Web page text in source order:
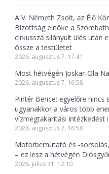
A V. Németh Zsolt, az Élő
Bizottság elnöke a
cirkusszá silányult ülés után
össze a testületet
2026. augusztus 7. 17:41
Most hétvégén Joskar-Ola
2026. augusztus 7. 16:58
Pintér Bence: egyelőre nincs
ugyanakkor a város több
vízmegtakarítási intézkedést
2026. augusztus 7. 16:58
Motorbemutató és -
– ez lesz a hétvégén
2026. július 31. 12:10